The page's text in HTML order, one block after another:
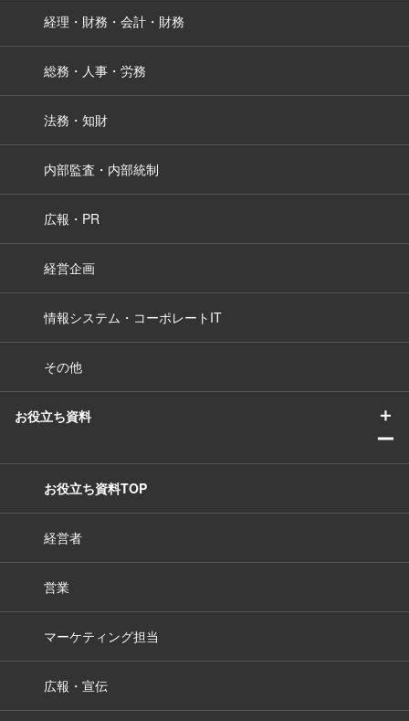
経理・財務・会計・財務
総務・人事・労務
法務・知財
内部監査・内部統制
広報・PR
経営企画
情報システム・コーポレートIT
その他
お役立ち資料
＋
ー
お役立ち資料TOP
経営者
営業
マーケティング担当
広報・宣伝